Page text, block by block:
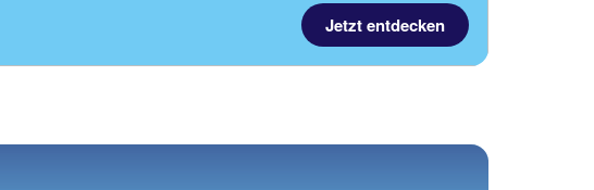
Jetzt entdecken